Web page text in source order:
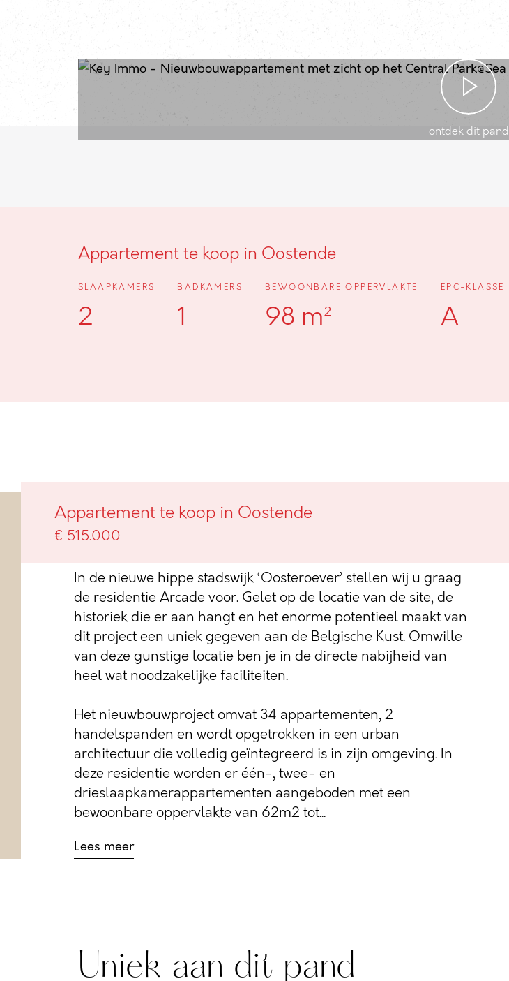
ontdek dit pand
Appartement te koop in Oostende
SLAAPKAMERS
2
BADKAMERS
1
BEWOONBARE OPPERVLAKTE
98 m²
EPC-KLASSE
A
Appartement te koop in Oostende
€ 515.000
Nieuwbouwappartement met zicht op het Central
Park@Sea
In de nieuwe hippe stadswijk ‘Oosteroever’ stellen wij u graag
de residentie Arcade voor. Gelet op de locatie van de site, de
historiek die er aan hangt en het enorme potentieel maakt van
dit project een uniek gegeven aan de Belgische Kust. Omwille
van deze gunstige locatie ben je in de directe nabijheid van
heel wat noodzakelijke faciliteiten.
Het nieuwbouwproject omvat 34 appartementen, 2
handelspanden en wordt opgetrokken in een urban
architectuur die volledig geïntegreerd is in zijn omgeving. In
deze residentie worden er één-, twee- en
drieslaapkamerappartementen aangeboden met een
bewoonbare oppervlakte van 62m2 tot...
Lees meer
Uniek aan dit pand